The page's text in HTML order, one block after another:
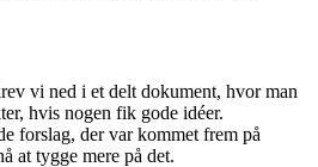
vi ned i et delt dokument, hvor man
hvis nogen fik gode idéer.
forslag, der var kommet frem på
at tygge mere på det.